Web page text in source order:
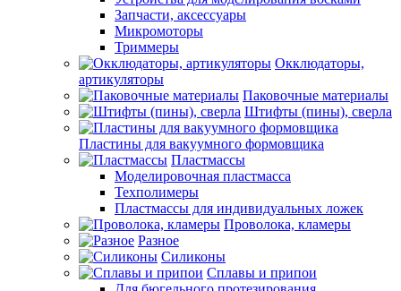
Запчасти, аксессуары
Микромоторы
Триммеры
Окклюдаторы,
артикуляторы
Паковочные материалы
Штифты (пины), сверла
Пластины для вакуумного формовщика
Пластмассы
Моделировочная пластмасса
Техполимеры
Пластмассы для индивидуальных ложек
Проволока, кламеры
Разное
Силиконы
Сплавы и припои